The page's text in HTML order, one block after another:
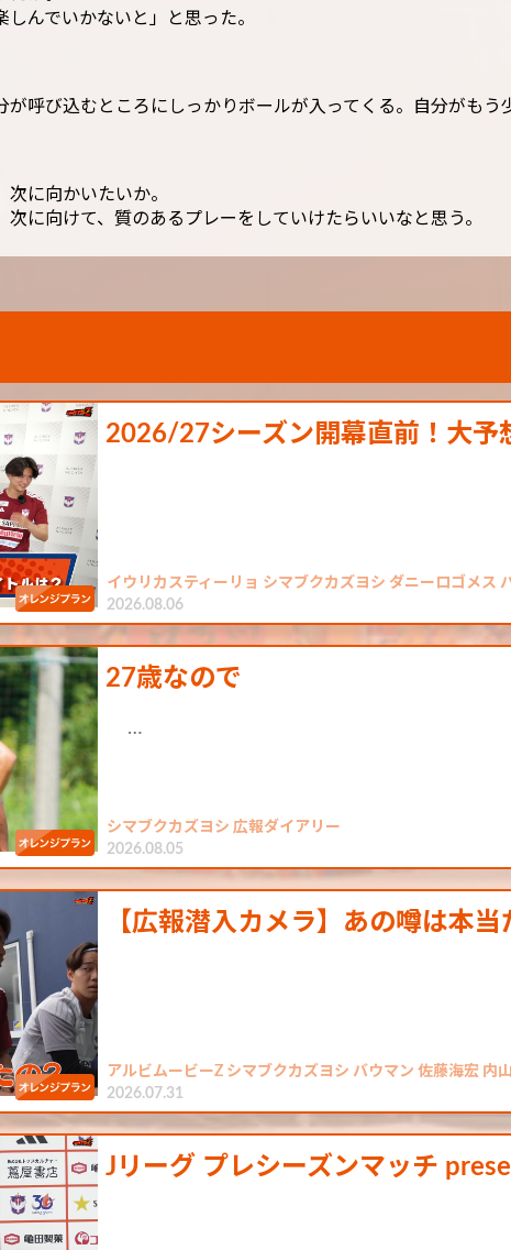
んでいかないと」と思った。
が呼び込むところにしっかりボールが入ってくる。自分がも
に向かいたいか。
に向けて、質のあるプレーをしていけたらいいなと思う。
2026/27シーズン開幕直前！大予
イウリカスティーリョ シマブクカズヨシ ダニーロゴメス
2026.08.06
27歳なので
…
シマブクカズヨシ 広報ダイアリー
2026.08.05
【広報潜入カメラ】あの噂は本当
アルビムービーZ シマブクカズヨシ バウマン 佐藤海宏 内
2026.07.31
Jリーグ プレシーズンマッチ